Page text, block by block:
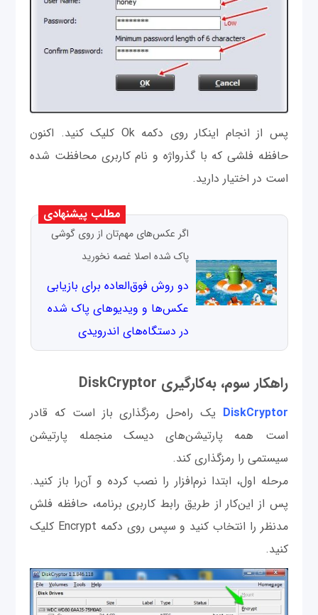
پس از انجام اینکار روی دکمه Ok کلیک کنید. اکنون
حافظه فلشی که با گذرواژه و نام کاربری محافظت شده
است در اختیار دارید.
مطلب پیشنهادی
اگر عکس‌های مهم‌تان از روی گوشی
پاک شده اصلا غصه نخورید
دو روش فوق‌العاده برای بازیابی
عکس‌ها و ویدیوهای پاک شده
در دستگاه‌های اندرویدی
راهکار سوم، به‌کارگیری DiskCryptor
DiskCryptor یک راه‌حل رمزگذاری باز است که قادر
است همه پارتیشن‌های دیسک منجمله پارتیشن
سیستمی را رمزگذاری کند.
مرحله اول، ابتدا نرم‌افزار را نصب کرده و آن‌را باز کنید.
پس از این‌کار از طریق رابط کاربری برنامه، حافظه فلش
مدنظر را انتخاب کنید و سپس روی دکمه Encrypt کلیک
کنید.